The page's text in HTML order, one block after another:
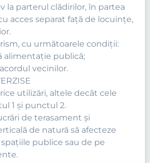
la parterul clădirilor, în partea
acces separat faţă de locuinţe,
cu următoarele condiţii:
alimentaţie publică;
vecinilor.
utilizări, altele decât cele
1 şi punctul 2.
de terasament şi
de natură să afecteze
publice sau de pe